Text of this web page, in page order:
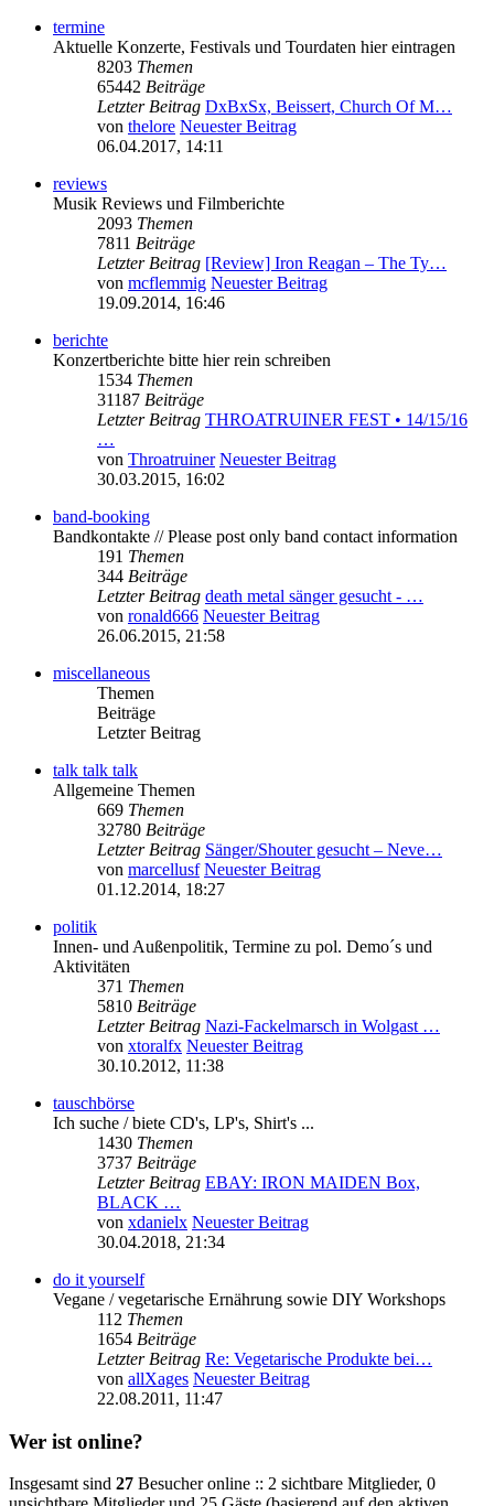
termine
Aktuelle Konzerte, Festivals und Tourdaten hier eintragen
8203 Themen
65442 Beiträge
Letzter Beitrag DxBxSx, Beissert, Church Of M…
von thelore Neuester Beitrag
06.04.2017, 14:11
reviews
Musik Reviews und Filmberichte
2093 Themen
7811 Beiträge
Letzter Beitrag [Review] Iron Reagan – The Ty…
von mcflemmig Neuester Beitrag
19.09.2014, 16:46
berichte
Konzertberichte bitte hier rein schreiben
1534 Themen
31187 Beiträge
Letzter Beitrag THROATRUINER FEST • 14/15/16
…
von Throatruiner Neuester Beitrag
30.03.2015, 16:02
band-booking
Bandkontakte // Please post only band contact information
191 Themen
344 Beiträge
Letzter Beitrag death metal sänger gesucht - …
von ronald666 Neuester Beitrag
26.06.2015, 21:58
miscellaneous
Themen
Beiträge
Letzter Beitrag
talk talk talk
Allgemeine Themen
669 Themen
32780 Beiträge
Letzter Beitrag Sänger/Shouter gesucht – Neve…
von marcellusf Neuester Beitrag
01.12.2014, 18:27
politik
Innen- und Außenpolitik, Termine zu pol. Demo´s und
Aktivitäten
371 Themen
5810 Beiträge
Letzter Beitrag Nazi-Fackelmarsch in Wolgast …
von xtoralfx Neuester Beitrag
30.10.2012, 11:38
tauschbörse
Ich suche / biete CD's, LP's, Shirt's ...
1430 Themen
3737 Beiträge
Letzter Beitrag EBAY: IRON MAIDEN Box,
BLACK …
von xdanielx Neuester Beitrag
30.04.2018, 21:34
do it yourself
Vegane / vegetarische Ernährung sowie DIY Workshops
112 Themen
1654 Beiträge
Letzter Beitrag Re: Vegetarische Produkte bei…
von allXages Neuester Beitrag
22.08.2011, 11:47
Wer ist online?
Insgesamt sind 27 Besucher online :: 2 sichtbare Mitglieder, 0